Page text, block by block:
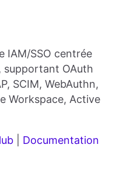
IAM/SSO centrée
supportant OAuth
SCIM, WebAuthn,
Workspace, Active
Documentation